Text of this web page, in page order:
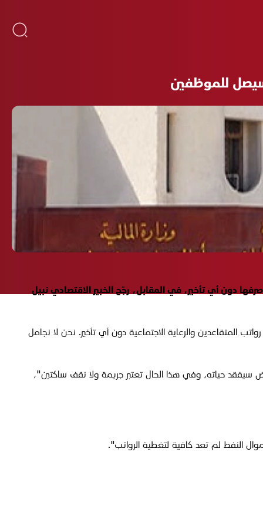
سيصل للموظفين
فيما دعا الحكومة إلى صرفها دون أي تأخير، في المقابل، رجّح الخبير الاقتصادي نبيل
والرعاية الاجتماعية دون أي تأخير. نحن لا نجامل
سيفقد حياته، وفي هذا الحال تعتبر جريمة ولا نقف ساكتين"،
النفط لم تعد كافية لتغطية الرواتب".